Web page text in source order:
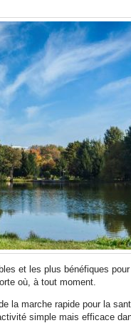
et les plus bénéfiques
où, à tout moment.
la marche rapide pour la
simple mais efficace